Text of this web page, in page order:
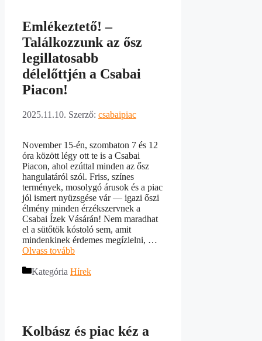
Emlékeztető! –
Találkozzunk az ősz
legillatosabb
délelőttjén a Csabai
Piacon!
2025.11.10. Szerző: csabaipiac
November 15-én, szombaton 7 és 12
óra között légy ott te is a Csabai
Piacon, ahol ezúttal minden az ősz
hangulatáról szól. Friss, színes
termények, mosolygó árusok és a piac
jól ismert nyüzsgése vár — igazi őszi
élmény minden érzékszervnek a
Csabai Ízek Vásárán! Nem maradhat
el a sütőtök kóstoló sem, amit
mindenkinek érdemes megízlelni, …
Olvass tovább
Kategória Hírek
Kolbász és piac kéz a